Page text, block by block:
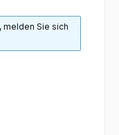
Sie sich